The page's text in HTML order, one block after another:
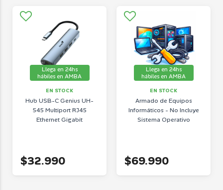
Llega en 24hs
hábiles en AMBA
EN STOCK
Hub USB-C Genius UH-
545 Multiport RJ45
Ethernet Gigabit
$32.990
Llega en 24hs
hábiles en AMBA
EN STOCK
Armado de Equipos
Informáticos - No Incluye
Sistema Operativo
$69.990